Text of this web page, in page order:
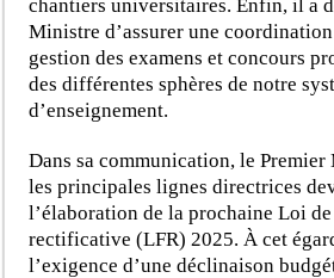
chantiers universitaires. Enfin, il a
Ministre d’assurer une
gestion des examens et concours
des différentes sphères de notre
d’enseignement.
Dans sa communication, le
les principales lignes directrices
l’élaboration de la prochaine Loi de
rectificative (LFR) 2025. À cet
l’exigence d’une déclinaison